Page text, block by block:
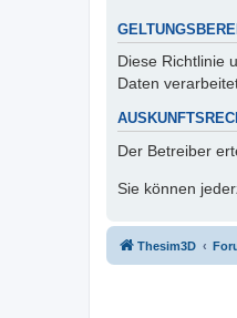
Diese Richtlinie
Daten
Der Betreiber
Sie können
Thesim3D